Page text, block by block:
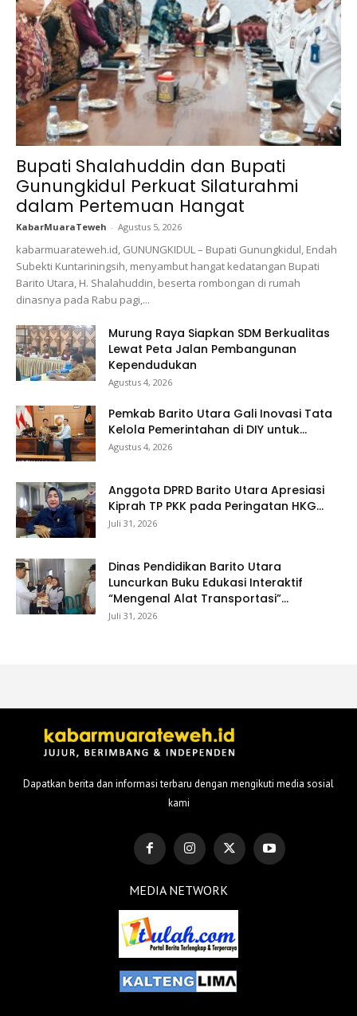
Bupati Shalahuddin dan Bupati
Gunungkidul Perkuat Silaturahmi
dalam Pertemuan Hangat
KabarMuaraTeweh - Agustus 5, 2026
kabarmuarateweh.id, GUNUNGKIDUL – Bupati Gunungkidul, Endah
Subekti Kuntariningsih, menyambut hangat kedatangan Bupati
Barito Utara, H. Shalahuddin, beserta rombongan di rumah
dinasnya pada Rabu pagi,...
Murung Raya Siapkan SDM Berkualitas
Lewat Peta Jalan Pembangunan
Kependudukan
Agustus 4, 2026
Pemkab Barito Utara Gali Inovasi Tata
Kelola Pemerintahan di DIY untuk...
Agustus 4, 2026
Anggota DPRD Barito Utara Apresiasi
Kiprah TP PKK pada Peringatan HKG...
Juli 31, 2026
Dinas Pendidikan Barito Utara
Luncurkan Buku Edukasi Interaktif
“Mengenal Alat Transportasi”...
Juli 31, 2026
Dapatkan berita dan informasi terbaru dengan mengikuti media sosial
kami
MEDIA NETWORK